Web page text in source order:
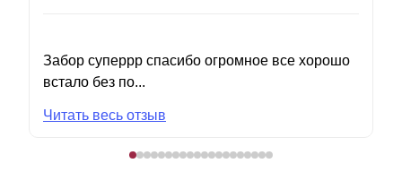
Забор суперрр спасибо огромное все хорошо
встало без по...
Читать весь отзыв